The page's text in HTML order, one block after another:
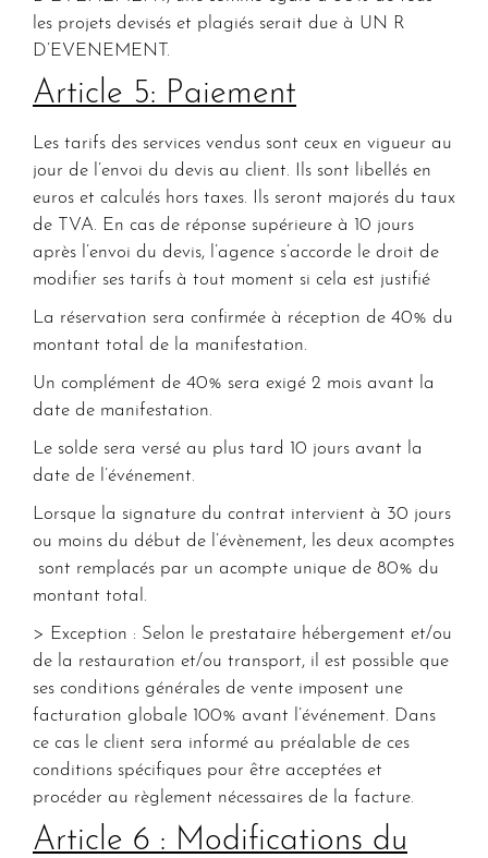
les projets devisés et plagiés serait due à UN R
D’EVENEMENT.
Article 5: Paiement
Les tarifs des services vendus sont ceux en vigueur au
jour de l’envoi du devis au client. Ils sont libellés en
euros et calculés hors taxes. Ils seront majorés du taux
de TVA. En cas de réponse supérieure à 10 jours
après l’envoi du devis, l’agence s’accorde le droit de
modifier ses tarifs à tout moment si cela est justifié
La réservation sera confirmée à réception de 40% du
montant total de la manifestation.
Un complément de 40% sera exigé 2 mois avant la
date de manifestation.
Le solde sera versé au plus tard 10 jours avant la
date de l’événement.
Lorsque la signature du contrat intervient à 30 jours
ou moins du début de l’évènement, les deux acomptes
sont remplacés par un acompte unique de 80% du
montant total.
> Exception : Selon le prestataire hébergement et/ou
de la restauration et/ou transport, il est possible que
ses conditions générales de vente imposent une
facturation globale 100% avant l’événement. Dans
ce cas le client sera informé au préalable de ces
conditions spécifiques pour être acceptées et
procéder au règlement nécessaires de la facture.
Article 6 : Modifications du